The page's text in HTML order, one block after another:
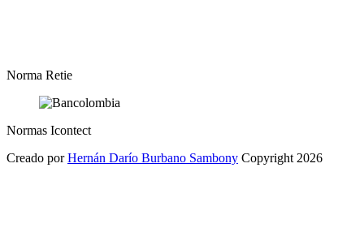
Norma Retie
Normas Icontect
Creado porHernán Darío Burbano Sambony Copyright 2026